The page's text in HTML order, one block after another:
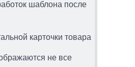
шаблона после
карточки товара
не все